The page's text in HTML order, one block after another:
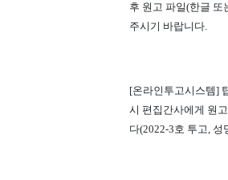
후 원고 파일(한글 또
주시기 바랍니다.
[온라인투고시스템]
시 편집간사에게 원
다(2022-3호 투고, 성